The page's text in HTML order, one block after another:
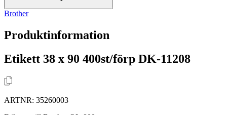
Brother
Produktinformation
Etikett 38 x 90 400st/förp DK-11208
ARTNR: 35260003